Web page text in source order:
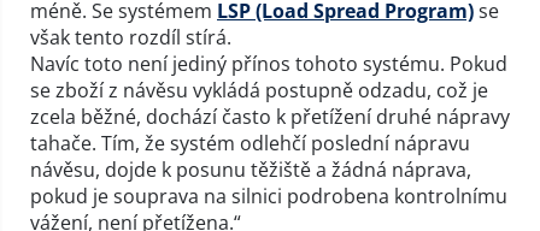
méně. Se systémem LSP (Load Spread Program)se
však tento rozdíl stírá.
Navíc toto není jediný přínos tohoto systému. Pokud
se zboží z návěsu vykládá postupně odzadu, což je
zcela běžné, dochází často k přetížení druhé nápravy
tahače. Tím, že systém odlehčí poslední nápravu
návěsu, dojde k posunu těžiště a žádná náprava,
pokud je souprava na silnici podrobena kontrolnímu
vážení, není přetížena.“